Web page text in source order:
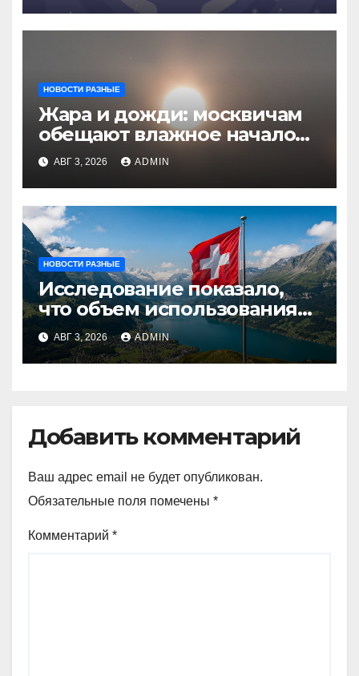
НОВОСТИ РАЗНЫЕ
Жара и дожди: москвичам
обещают влажное начало
августа
АВГ 3, 2026 ADMIN
НОВОСТИ РАЗНЫЕ
Исследование показало,
что объем использования
криптовалют в Швейцарии
в два раза превышает
аналогичный показатель в
АВГ 3, 2026 ADMIN
Добавить комментарий
Ваш адрес email не будет опубликован.
Обязательные поля помечены *
Комментарий *